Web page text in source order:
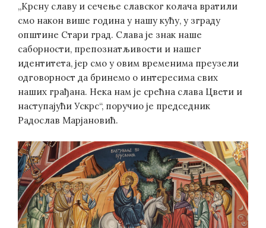
„Крсну славу и сечење славског колача вратили
смо након више година у нашу кућу, у зграду
општине Стари град. Слава је знак наше
саборности, препознатљивости и нашег
идентитета, јер смо у овим временима преузели
одговорност да бринемо о интересима свих
наших грађана. Нека нам је срећна слава Цвети и
наступајући Ускрс“, поручио је председник
Радослав Марјановић.